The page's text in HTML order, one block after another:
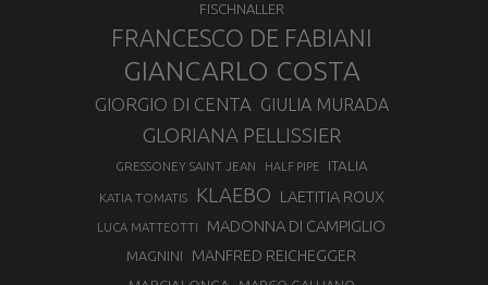
FISCHNALLER
FRANCESCO DE FABIANI
GIANCARLO COSTA
GIORGIO DI CENTA GIULIA MURADA
GLORIANA PELLISSIER
GRESSONEY SAINT JEAN HALF PIPE ITALIA
KATIA TOMATIS KLAEBO LAETITIA ROUX
LUCA MATTEOTTI MADONNA DI CAMPIGLIO
MAGNINI MANFRED REICHEGGER